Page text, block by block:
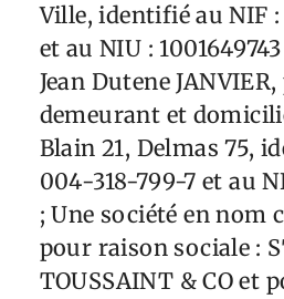
Ville, identifié au NIF
et au NIU :
Jean Dutene
demeurant et
Blain 21, Delmas 75,
004-318-799-7 et au
; Une société en nom
pour raison sociale :
TOUSSAINT & CO et